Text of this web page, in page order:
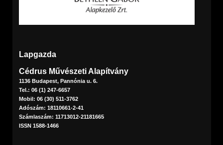
Lapgazda
Cédrus Művészeti Alapítvány
1136 Budapest, Pannónia u. 6.
Tel.: 06 (1) 247-6657
Mobil: 06 (30) 511-3762
Adószám: 18110661-2-41
Számlaszám: 11713012-21181665
ISSN 1588-1466